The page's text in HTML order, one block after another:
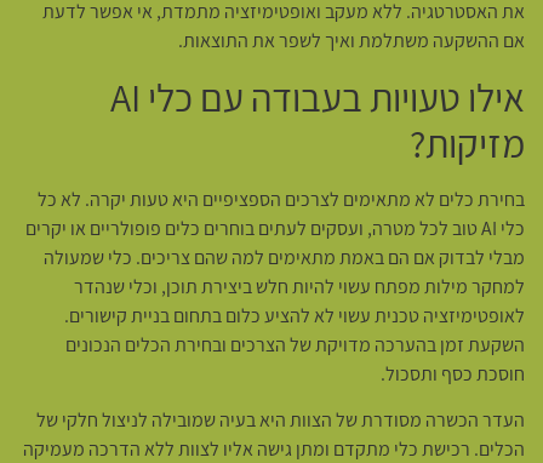
את האסטרטגיה. ללא מעקב ואופטימיזציה מתמדת, אי אפשר לדעת
אם ההשקעה משתלמת ואיך לשפר את התוצאות.
אילו טעויות בעבודה עם כלי AI
מזיקות?
בחירת כלים לא מתאימים לצרכים הספציפיים היא טעות יקרה. לא כל
כלי AI טוב לכל מטרה, ועסקים לעתים בוחרים כלים פופולריים או יקרים
מבלי לבדוק אם הם באמת מתאימים למה שהם צריכים. כלי שמעולה
למחקר מילות מפתח עשוי להיות חלש ביצירת תוכן, וכלי שנהדר
לאופטימיזציה טכנית עשוי לא להציע כלום בתחום בניית קישורים.
השקעת זמן בהערכה מדויקת של הצרכים ובחירת הכלים הנכונים
חוסכת כסף ותסכול.
העדר הכשרה מסודרת של הצוות היא בעיה שמובילה לניצול חלקי של
הכלים. רכישת כלי מתקדם ומתן גישה אליו לצוות ללא הדרכה מעמיקה